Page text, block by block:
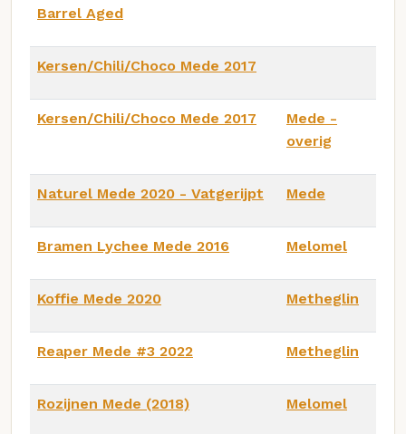
Barrel Aged
Kersen/Chili/Choco Mede 2017
Kersen/Chili/Choco Mede 2017
Mede -
overig
Naturel Mede 2020 - Vatgerijpt Mede
Bramen Lychee Mede 2016 Melomel
Koffie Mede 2020 Metheglin
Reaper Mede #3 2022 Metheglin
Rozijnen Mede (2018) Melomel